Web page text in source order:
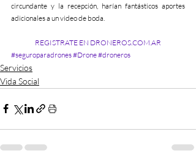
circundante y la recepción, harían fantásticos aportes
adicionales a un video de boda.
REGISTRATE EN DRONEROS.COM.AR
#seguroparadrones#Drone#droneros
Servicios
Vida Social